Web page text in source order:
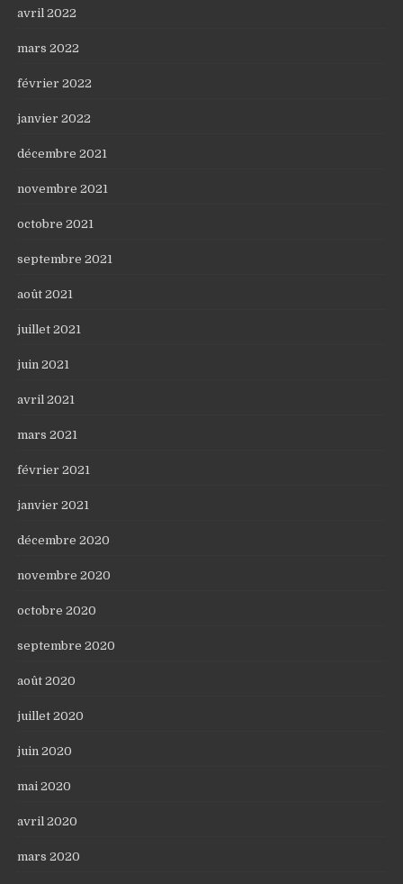
avril 2022
mars 2022
février 2022
janvier 2022
décembre 2021
novembre 2021
octobre 2021
septembre 2021
août 2021
juillet 2021
juin 2021
avril 2021
mars 2021
février 2021
janvier 2021
décembre 2020
novembre 2020
octobre 2020
septembre 2020
août 2020
juillet 2020
juin 2020
mai 2020
avril 2020
mars 2020